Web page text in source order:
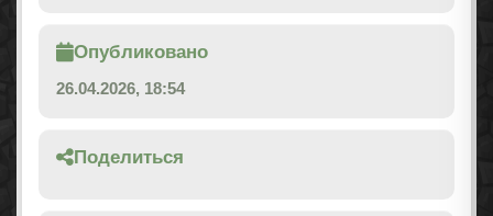
Опубликовано
26.04.2026, 18:54
Поделиться